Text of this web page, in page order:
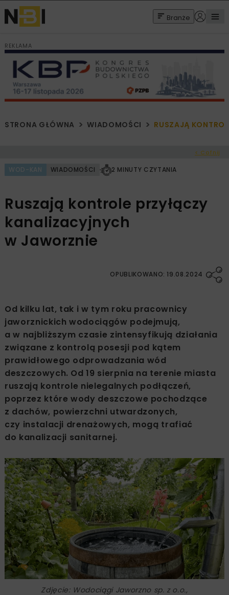
Branże
REKLAMA
STRONA GŁÓWNA WIADOMOŚCI RUSZAJĄ
< Cofnij
WOD-KAN WIADOMOŚCI 2 MINUTY CZYTANIA
Ruszają kontrole przyłączy
kanalizacyjnych
w Jaworznie
OPUBLIKOWANO: 19.08.2024
Od kilku lat, tak i w tym roku pracownicy
jaworznickich wodociągów podejmują,
a w najbliższym czasie zintensyfikują działania
związane z kontrolą posesji pod kątem
prawidłowego odprowadzania wód
deszczowych. Od 19 sierpnia na terenie miasta
ruszają kontrole nielegalnych podłączeń,
poprzez które wody deszczowe pochodzące
z dachów, powierzchni utwardzonych,
czy instalacji drenażowych, mogą trafiać
do kanalizacji sanitarnej.
Zdjęcie: Wodociągi Jaworzno sp. z o.o.,